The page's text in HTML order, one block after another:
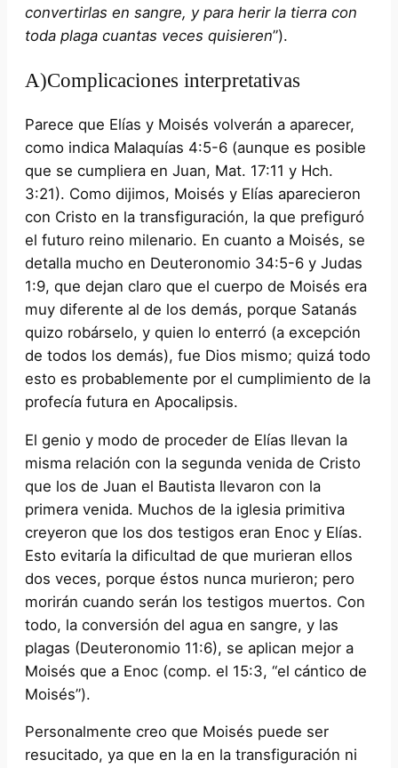
convertirlas en sangre, y para herir la tierra con
toda plaga cuantas veces quisieren”).
A)Complicaciones interpretativas
Parece que Elías y Moisés volverán a aparecer,
como indica Malaquías 4:5-6 (aunque es posible
que se cumpliera en Juan, Mat. 17:11 y Hch.
3:21). Como dijimos, Moisés y Elías aparecieron
con Cristo en la transfiguración, la que prefiguró
el futuro reino milenario. En cuanto a Moisés, se
detalla mucho en Deuteronomio 34:5-6 y Judas
1:9, que dejan claro que el cuerpo de Moisés era
muy diferente al de los demás, porque Satanás
quizo robárselo, y quien lo enterró (a excepción
de todos los demás), fue Dios mismo; quizá todo
esto es probablemente por el cumplimiento de la
profecía futura en Apocalipsis.
El genio y modo de proceder de Elías llevan la
misma relación con la segunda venida de Cristo
que los de Juan el Bautista llevaron con la
primera venida. Muchos de la iglesia primitiva
creyeron que los dos testigos eran Enoc y Elías.
Esto evitaría la dificultad de que murieran ellos
dos veces, porque éstos nunca murieron; pero
morirán cuando serán los testigos muertos. Con
todo, la conversión del agua en sangre, y las
plagas (Deuteronomio 11:6), se aplican mejor a
Moisés que a Enoc (comp. el 15:3, “el cántico de
Moisés”).
Personalmente creo que Moisés puede ser
resucitado, ya que en la en la transfiguración ni